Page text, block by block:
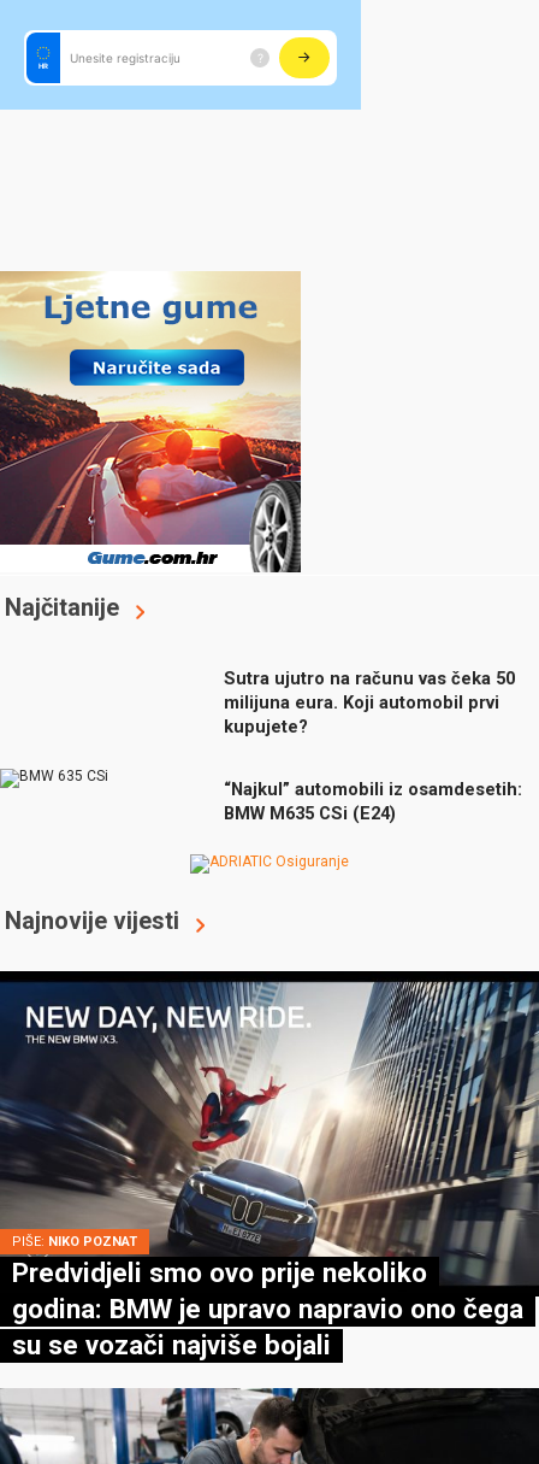
Najčitanije
Sutra ujutro na računu vas čeka 50
milijuna eura. Koji automobil prvi
kupujete?
“Najkul” automobili iz osamdesetih:
BMW M635 CSi (E24)
Najnovije vijesti
PIŠE: NIKO POZNAT
Predvidjeli smo ovo prije nekoliko
godina: BMW je upravo napravio ono čega
su se vozači najviše bojali